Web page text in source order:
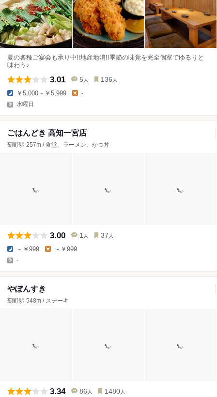
夏の各種ご宴会も承り中!!地産地消!!季節の味覚を完全個室でゆるりと
味わう♪
3.01 5 人 136 人
￥5,000～￥5,999 -
水曜日
ごはんどき 高知一宮店
薊野駅 257m / 食堂、ラーメン、かつ丼
3.00 1 人 37 人
～￥999 ～￥999
-
やぽんすき
薊野駅 548m / ステーキ
3.34 86 人 1480 人